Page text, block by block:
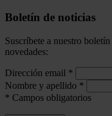
Boletín de noticias
Suscríbete a nuestro
novedades:
Dirección email *
Nombre y apellido *
* Campos obligatorios